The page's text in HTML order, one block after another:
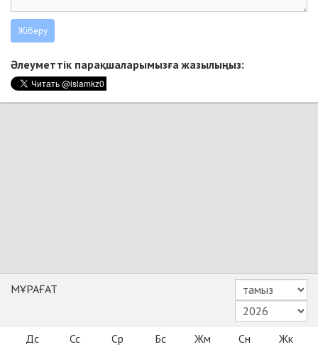
Әлеуметтік парақшаларымызға жазылыңыз:
МҰРАҒАТ
Дс Сс Ср Бс Жм Сн
Жк